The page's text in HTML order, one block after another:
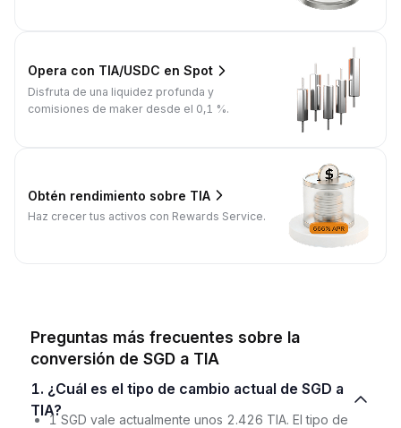
Opera con TIA/USDC en Spot
Disfruta de una liquidez profunda y
comisiones de maker desde el 0,1 %.
Obtén rendimiento sobre TIA
Haz crecer tus activos con Rewards Service.
Preguntas más frecuentes sobre la
conversión de SGD a TIA
1. ¿Cuál es el tipo de cambio actual de SGD a
TIA?
1 SGD vale actualmente unos 2.426 TIA. El tipo de